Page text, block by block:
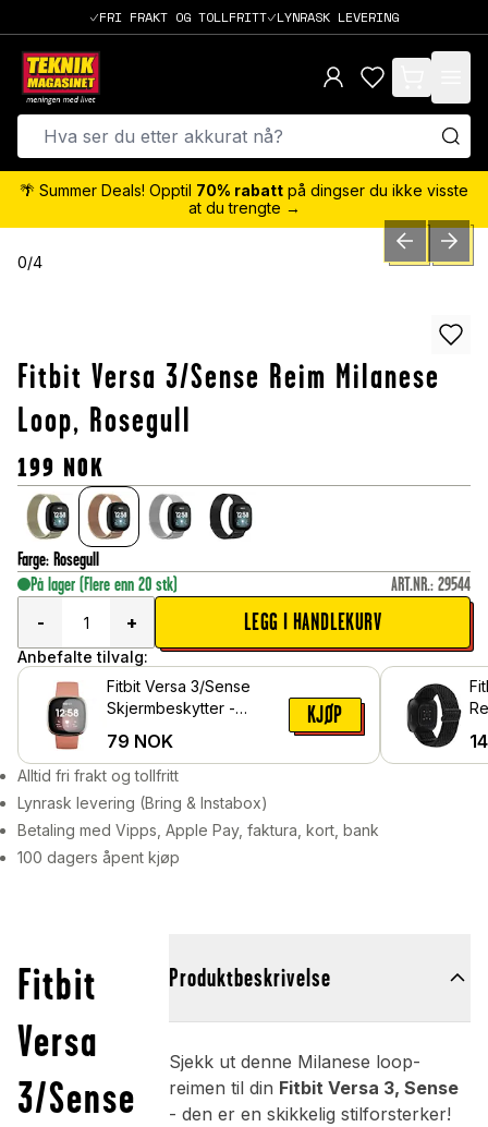
FRI FRAKT OG TOLLFRITT LYNRASK LEVERING
items in cart,
🌴 Summer Deals! Opptil 70% rabatt på dingser du ikke visste
at du trengte →
0/4 PREVIOUSNEXT
Fitbit Versa 3/Sense Reim Milanese
Loop, Rosegull
199 NOK
Farge: Rosegull
På lager (Flere enn 20 stk) ART.NR.: 29544
-
+ LEGG I HANDLEKURV
Anbefalte tilvalg:
Fitbit Versa 3/Sense
Skjermbeskytter -
79 NOK
KJØP
Alltid fri frakt og tollfritt
Lynrask levering (Bring & Instabox)
Betaling med Vipps, Apple Pay, faktura, kort, bank
100 dagers åpent kjøp
Fitbit
Versa
3/Sense
Produktbeskrivelse
Sjekk ut denne Milanese loop-
reimen til din Fitbit Versa 3, Sense
- den er en skikkelig stilforsterker!